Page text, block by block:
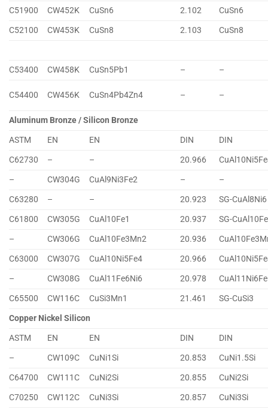
C51900
CW452K CuSn6 2.102
CuSn6
C52100
CW453K CuSn8 2.103 CuSn8
C53400 CW458K CuSn5Pb1 – –
C54400 CW456K CuSn4Pb4Zn4 – –
Aluminum Bronze / Silicon Bronze
ASTM
EN EN DIN
DIN
C62730
– – 20.966
–
CW304G CuAl9Ni3Fe2 –
–
C63280
– – 20.923
SG-CuAl8Ni6
C61800
CW305G CuAl10Fe1 20.937
SG-CuAl10Fe
–
CW306G CuAl10Fe3Mn2 20.936
C63000
CW307G CuAl10Ni5Fe4 20.966
–
CW308G CuAl11Fe6Ni6 20.978
C65500
CW116C CuSi3Mn1 21.461
SG-CuSi3
Copper Nickel Silicon
ASTM
EN EN DIN
DIN
–
CW109C CuNi1Si 20.853
CuNi1.5Si
C64700
CW111C CuNi2Si 20.855
CuNi2Si
C70250
CW112C CuNi3Si 20.857
CuNi3Si